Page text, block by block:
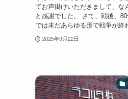
てお声掛けいただきまして、な
と感謝でした。 さて、戦後、
では未だあらゆる形で戦争が終
2025年9月22日